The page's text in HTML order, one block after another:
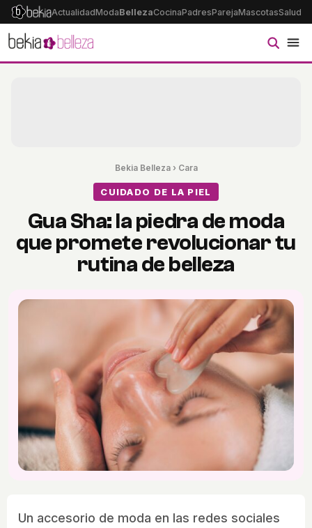
ActualidadModaBellezaCocinaPadresParejaMascotasSalud
Bekia Belleza› Cara
CUIDADO DE LA PIEL
Gua Sha: la piedra de moda
que promete revolucionar tu
rutina de belleza
Un accesorio de moda en las redes sociales